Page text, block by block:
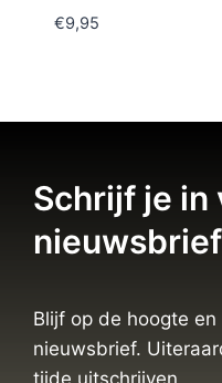
€9,95
Schrijf je in
nieuwsbrief
Blijf op de hoogte
nieuwsbrief.
tijde uitschrijven